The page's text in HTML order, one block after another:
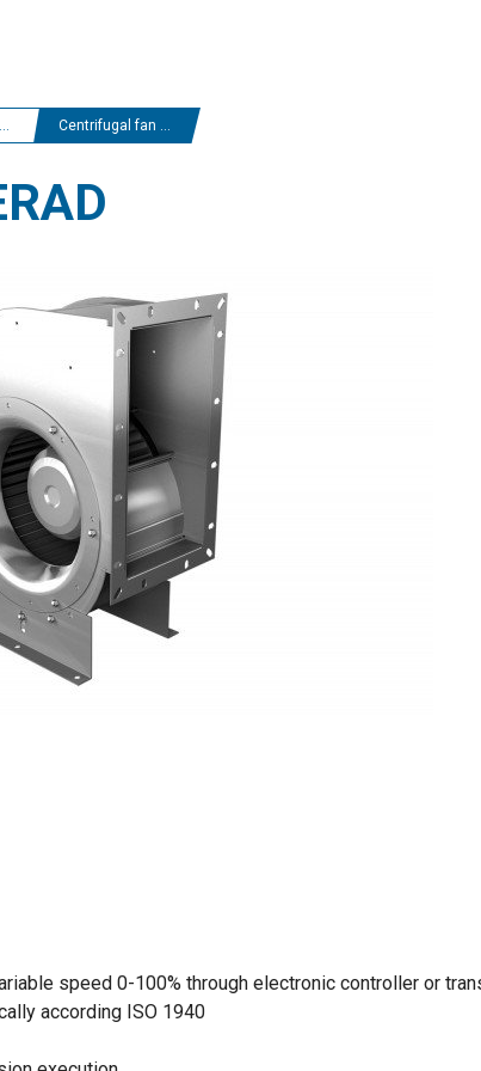
Centrifugal fan ERAE / ERAD
speed 0-100% through electronic controller or
according ISO 1940